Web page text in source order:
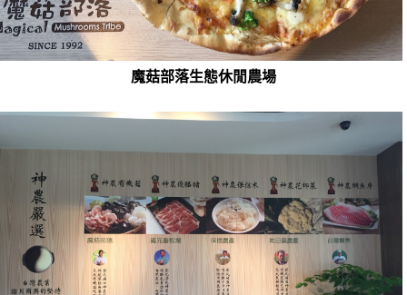
魔菇部落生態休閒農場